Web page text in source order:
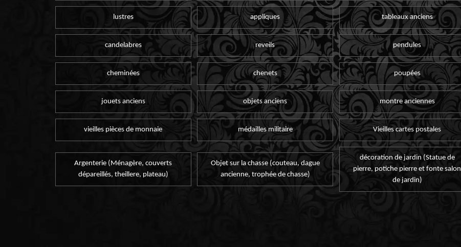
lustres appliques tableaux anciens
candelabres reveils pendules
cheminées chenets poupées
jouets anciens objets anciens montre anciennes
vieilles pièces de monnaie médailles militaire Vieilles cartes postales
Argenterie (Ménagère, couverts
dépareillés, theillere, plateau)
Objet sur la chasse (couteau, dague
ancienne, trophée de chasse)
décoration de jardin (Statue de
pierre, potiche pierre et fonte salon
de jardin)